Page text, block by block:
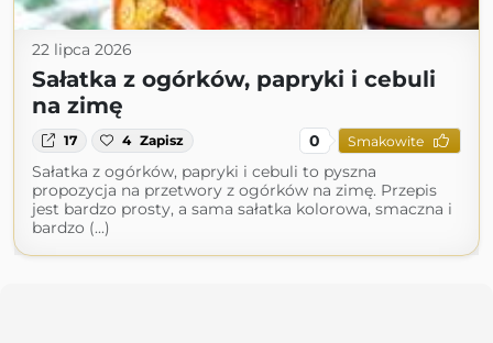
22 lipca 2026
Sałatka z ogórków, papryki i cebuli
na zimę
17 4 Zapisz 0 Smakowite
Sałatka z ogórków, papryki i cebuli to pyszna
propozycja na przetwory z ogórków na zimę. Przepis
jest bardzo prosty, a sama sałatka kolorowa, smaczna i
bardzo (...)